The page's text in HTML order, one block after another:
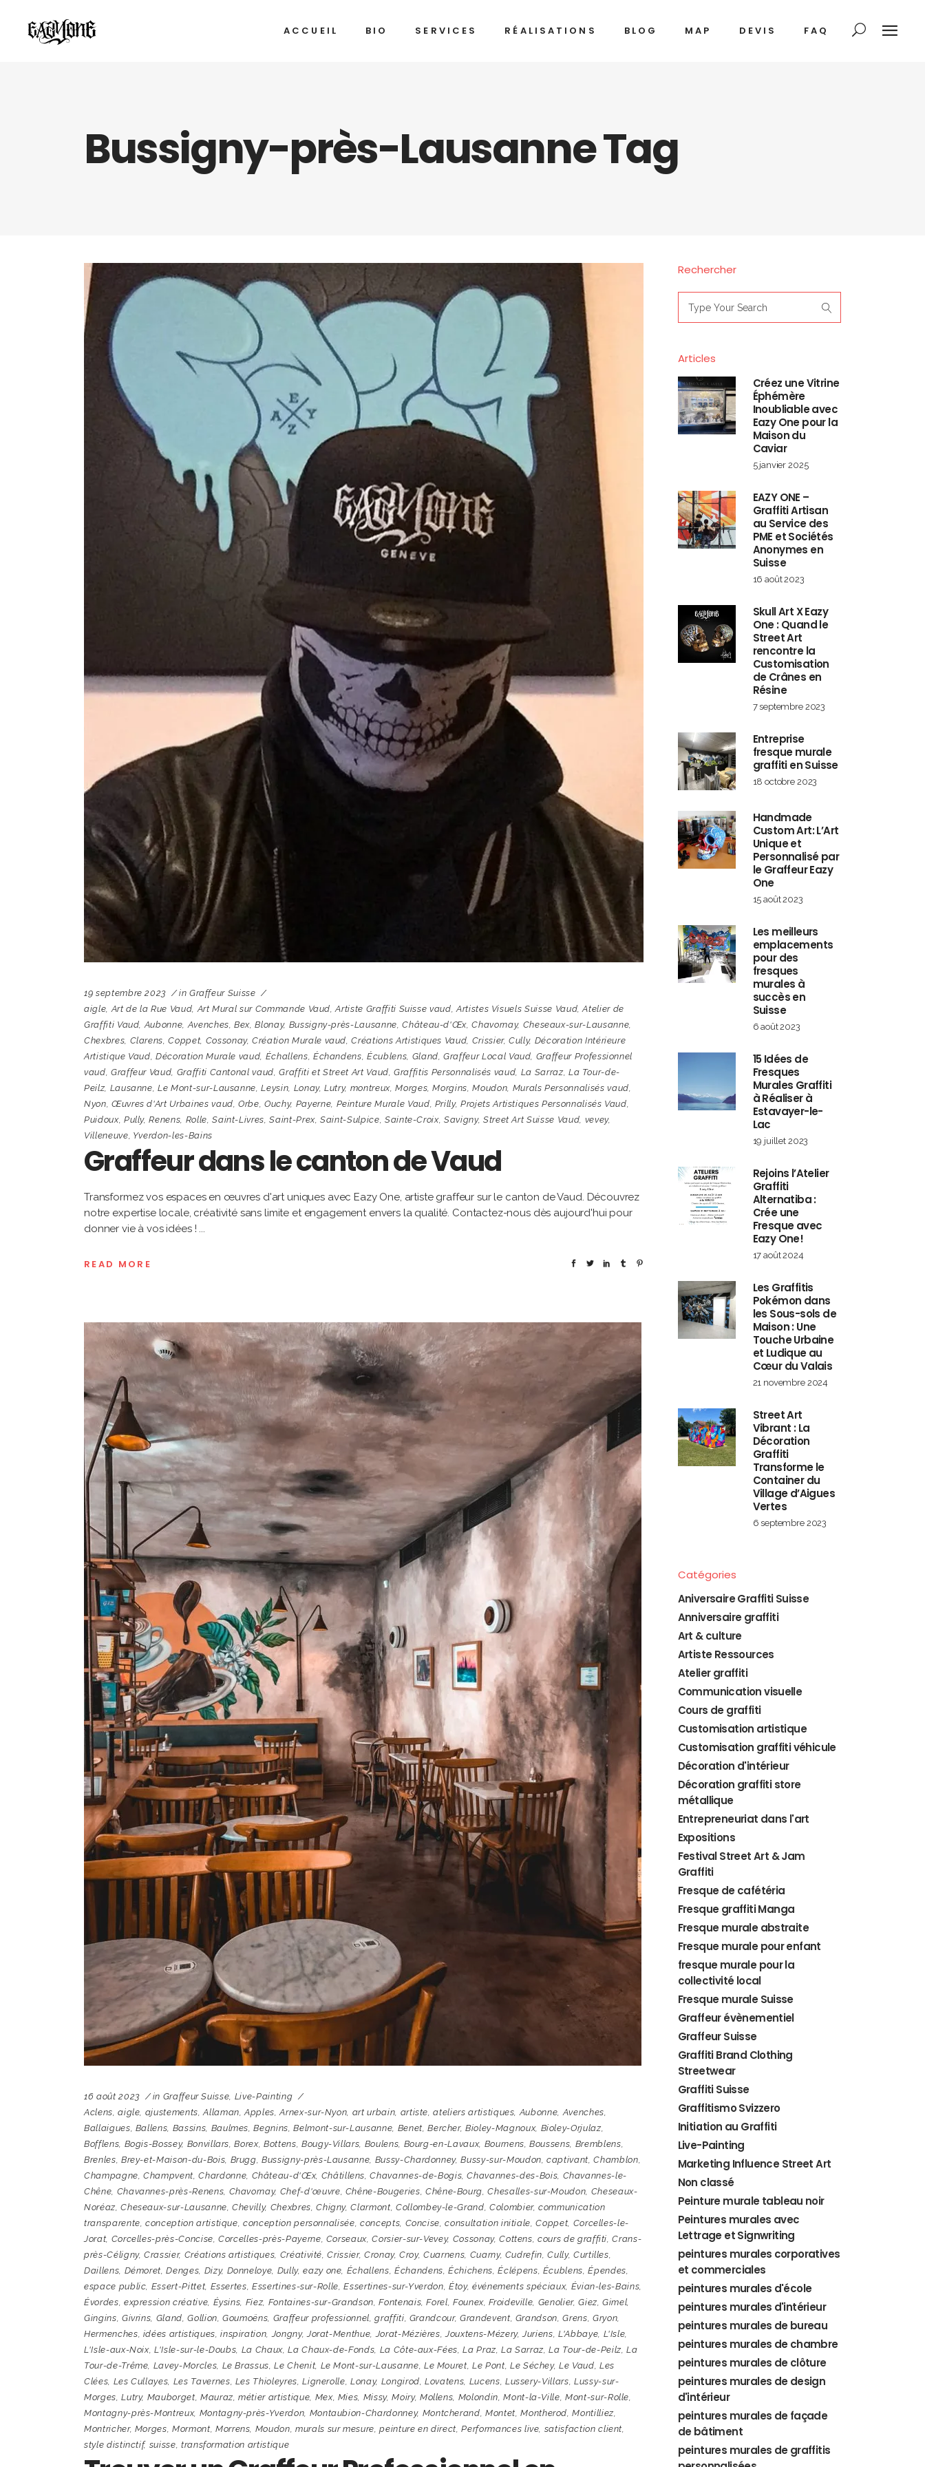
ACCUEIL BIO SERVICES RÉALISATIONS BLOG MAP DEVIS FAQ
Bussigny-près-Lausanne Tag
19 septembre 2023 in Graffeur Suisse
aigle Art de la Rue Vaud Art Mural sur Commande Vaud ,Artiste Graffiti Suisse vaud Artistes Visuels Suisse Vaud ,Atelier de
Graffiti Vaud Aubonne Avenches ,Bex ,Blonay, Bussigny-près-Lausanne ,Château-d'Œx ,Chavornay, Cheseaux-sur-Lausanne
Chexbres Clarens ,Coppet Cossonay,Création Murale vaud ,Créations Artistiques Vaud Crissier,Cully, Décoration Intérieure
Artistique Vaud ,Décoration Murale vaud Échallens Échandens ,Écublens Gland ,Graffeur Local Vaud Graffeur Professionnel
vaud Graffeur Vaud Graffiti Cantonal vaud ,Graffiti et Street Art Vaud ,Graffitis Personnalisés vaud La Sarraz, La Tour-de-
Peilz, Lausanne ,Le Mont-sur-Lausanne ,Leysin Lonay,Lutry, montreux,Morges ,Morgins ,Moudon Murals Personnalisés vaud
Nyon Œuvres d'Art Urbaines vaud ,Orbe ,Ouchy, Payerne Peinture Murale Vaud Prilly,Projets Artistiques Personnalisés Vaud
Puidoux, Pully,Renens Rolle ,Saint-Livres ,Saint-Prex,Saint-Sulpice Sainte-Croix,Savigny, Street Art Suisse Vaud vevey,
Villeneuve Yverdon-les-Bains
Graffeur dans le canton de Vaud
Transformez vos espaces en œuvres d'art uniques avec Eazy One, artiste graffeur sur le canton de Vaud. Découvrez
notre expertise locale, créativité sans limite et engagement envers la qualité. Contactez-nous dès aujourd'hui pour
donner vie à vos idées !
READ MORE
16 août 2023 in Graffeur Suisse Live-Painting
Aclens ,aigle ajustements ,Allaman ,Apples ,Arnex-sur-Nyon art urbain artiste ,ateliers artistiques Aubonne Avenches
Ballaigues Ballens Bassins Baulmes ,Begnins ,Belmont-sur-Lausanne Benet ,Bercher,Bioley-Magnoux, Bioley-Orjulaz,
Bofflens Bogis-Bossey, Bonvillars ,Borex,Bottens Bougy-Villars Boulens Bourg-en-Lavaux, Bournens ,Boussens Bremblens
Brenles Brey-et-Maison-du-Bois Brugg ,Bussigny-près-Lausanne Bussy-Chardonney,Bussy-sur-Moudon ,captivant ,Chamblon
Champagne ,Champvent ,Chardonne Château-d'Œx, Châtillens ,Chavannes-de-Bogis ,Chavannes-des-Bois Chavannes-le-
Chêne Chavannes-près-Renens Chavornay, Chef-d'œuvre Chêne-Bougeries Chêne-Bourg ,Chesalles-sur-Moudon Cheseaux-
Noréaz,Cheseaux-sur-Lausanne ,Chevilly, Chexbres ,Chigny,Clarmont Collombey-le-Grand Colombier,communication
transparente ,conception artistique ,conception personnalisée ,concepts Concise ,consultation initiale ,Coppet Corcelles-le-
Jorat Corcelles-près-Concise ,Corcelles-près-Payerne Corseaux ,Corsier-sur-Vevey, Cossonay,Cottens ,cours de graffiti ,Crans-
près-Céligny,Crassier, Créations artistiques Créativité ,Crissier, Cronay,Croy,Cuarnens Cuarny, Cudrefin ,Cully, Curtilles
Daillens Démoret ,Denges Dizy, Donneloye Dully,eazy one Échallens Échandens ,Échichens ,Éclépens Écublens ,Épendes
espace public Essert-Pittet Essertes ,Essertines-sur-Rolle ,Essertines-sur-Yverdon Étoy, événements spéciaux, Évian-les-Bains
Évordes expression créative Éysins Fiez, Fontaines-sur-Grandson ,Fontenais ,Forel ,Founex,Froideville Genolier,Giez,Gimel
Gingins Givrins Gland ,Gollion ,Goumoëns Graffeur professionnel ,graffiti Grandcour,Grandevent Grandson ,Grens Gryon
Hermenches idées artistiques ,inspiration Jongny, Jorat-Menthue Jorat-Mézières Jouxtens-Mézery, Juriens ,L'Abbaye L'Isle
L'Isle-aux-Noix,L'Isle-sur-le-Doubs La Chaux,La Chaux-de-Fonds La Côte-aux-Fées ,La Praz,La Sarraz ,La Tour-de-Peilz,La
Tour-de-Trême Lavey-Morcles Le Brassus ,Le Chenit Le Mont-sur-Lausanne Le Mouret ,Le Pont Le Séchey,Le Vaud Les
Clées Les Cullayes Les Tavernes Les Thioleyres ,Lignerolle ,Lonay, Longirod ,Lovatens Lucens Lussery-Villars Lussy-sur-
Morges ,Lutry, Mauborget Mauraz,métier artistique Mex, Mies Missy,Moiry, Mollens Molondin ,Mont-la-Ville ,Mont-sur-Rolle
Montagny-près-Montreux, Montagny-près-Yverdon Montaubion-Chardonney, Montcherand ,Montet ,Montherod ,Montilliez,
Montricher, Morges ,Mormont Morrens Moudon ,murals sur mesure ,peinture en direct ,Performances live satisfaction client
style distinctif, suisse transformation artistique
Rechercher
for:
Articles
Créez une Vitrine
Éphémère
Inoubliable avec
Eazy One pour la
Maison du
Caviar
5 janvier 2025
EAZY ONE –
Graffiti Artisan
au Service des
PME et Sociétés
Anonymes en
Suisse
16 août 2023
Skull Art X Eazy
One : Quand le
Street Art
rencontre la
Customisation
de Crânes en
Résine
7 septembre 2023
Entreprise
fresque murale
graffiti en Suisse
18 octobre 2023
Handmade
Custom Art: L’Art
Unique et
Personnalisé par
le Graffeur Eazy
One
15 août 2023
Les meilleurs
emplacements
pour des
fresques
murales à
succès en
Suisse
6 août 2023
15 Idées de
Fresques
Murales Graffiti
à Réaliser à
Estavayer-le-
Lac
19 juillet 2023
Rejoins l’Atelier
Graffiti
Alternatiba :
Crée une
Fresque avec
Eazy One!
17 août 2024
Les Graffitis
Pokémon dans
les Sous-sols de
Maison : Une
Touche Urbaine
et Ludique au
Cœur du Valais
21 novembre 2024
Street Art
Vibrant : La
Décoration
Graffiti
Transforme le
Container du
Village d’Aigues
Vertes
6 septembre 2023
Catégories
Aniversaire Graffiti Suisse
Anniversaire graffiti
Art & culture
Artiste Ressources
Atelier graffiti
Communication visuelle
Cours de graffiti
Customisation artistique
Customisation graffiti véhicule
Décoration d'intérieur
Décoration graffiti store
métallique
Entrepreneuriat dans l'art
Expositions
Festival Street Art & Jam
Graffiti
Fresque de cafétéria
Fresque graffiti Manga
Fresque murale abstraite
Fresque murale pour enfant
fresque murale pour la
collectivité local
Fresque murale Suisse
Graffeur évènementiel
Graffeur Suisse
Graffiti Brand Clothing
Streetwear
Graffiti Suisse
Graffitismo Svizzero
Initiation au Graffiti
Live-Painting
Marketing Influence Street Art
Non classé
Peinture murale tableau noir
Peintures murales avec
Lettrage et Signwriting
peintures murales corporatives
et commerciales
peintures murales d'école
peintures murales d'intérieur
peintures murales de bureau
peintures murales de chambre
peintures murales de clôture
peintures murales de design
d'intérieur
peintures murales de façade
de bâtiment
peintures murales de graffitis